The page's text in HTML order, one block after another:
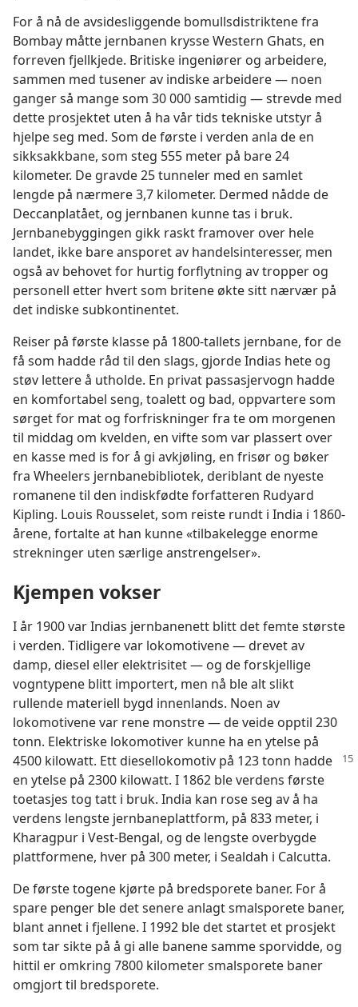
For å nå de avsidesliggende bomullsdistriktene fra
Bombay måtte jernbanen krysse Western Ghats, en
forreven fjellkjede. Britiske ingeniører og arbeidere,
sammen med tusener av indiske arbeidere — noen
ganger så mange som 30 000 samtidig — strevde med
dette prosjektet uten å ha vår tids tekniske utstyr å
hjelpe seg med. Som de første i verden anla de en
sikksakkbane, som steg 555 meter på bare 24
kilometer. De gravde 25 tunneler med en samlet
lengde på nærmere 3,7 kilometer. Dermed nådde de
Deccanplatået, og jernbanen kunne tas i bruk.
Jernbanebyggingen gikk raskt framover over hele
landet, ikke bare ansporet av handelsinteresser, men
også av behovet for hurtig forflytning av tropper og
personell etter hvert som britene økte sitt nærvær på
det indiske subkontinentet.
Reiser på første klasse på 1800-tallets jernbane, for de
få som hadde råd til den slags, gjorde Indias hete og
støv lettere å utholde. En privat passasjervogn hadde
en komfortabel seng, toalett og bad, oppvartere som
sørget for mat og forfriskninger fra te om morgenen
til middag om kvelden, en vifte som var plassert over
en kasse med is for å gi avkjøling, en frisør og bøker
fra Wheelers jernbanebibliotek, deriblant de nyeste
romanene til den indiskfødte forfatteren Rudyard
Kipling. Louis Rousselet, som reiste rundt i India i 1860-
årene, fortalte at han kunne «tilbakelegge enorme
strekninger uten særlige anstrengelser».
Kjempen vokser
I år 1900 var Indias jernbanenett blitt det femte største
i verden. Tidligere var lokomotivene — drevet av
damp, diesel eller elektrisitet — og de forskjellige
vogntypene blitt importert, men nå ble alt slikt
rullende materiell bygd innenlands. Noen av
lokomotivene var rene monstre — de veide opptil 230
tonn. Elektriske lokomotiver kunne ha en ytelse på
4500 kilowatt. Ett diesellokomotiv på 123 tonn hadde
en ytelse på 2300 kilowatt. I 1862 ble verdens første
toetasjes tog tatt i bruk. India kan rose seg av å ha
verdens lengste jernbaneplattform, på 833 meter, i
Kharagpur i Vest-Bengal, og de lengste overbygde
plattformene, hver på 300 meter, i Sealdah i Calcutta.
De første togene kjørte på bredsporete baner. For å
spare penger ble det senere anlagt smalsporete baner,
blant annet i fjellene. I 1992 ble det startet et prosjekt
som tar sikte på å gi alle banene samme sporvidde, og
hittil er omkring 7800 kilometer smalsporete baner
omgjort til bredsporete.